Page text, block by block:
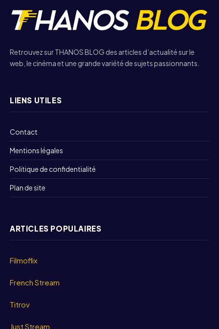
Retrouvez sur THANOS BLOG des articles d’actualité sur le
web, le cinéma et une grande variété de sujets passionnants.
LIENS UTILES
Contact
Mentions légales
Politique de confidentialité
Plan de site
ARTICLES POPULAIRES
Filmoflix
French Stream
Titrov
Just Stream